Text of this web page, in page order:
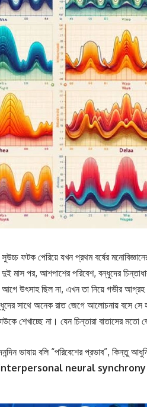
সুউচ্চ ফটক পেরিয়ে যখন প্রথম বর্ষের
মাস পর, আশপাশের পরিবেশ, বন্ধুদের
আগে উৎসাহ ছিল না, এখন তা নিয়ে গভীর
সাথে অনেক রাত জেগে আলোচনায় বসে সে
শেখাচ্ছে না। যেন চিন্তারা বাতাসের মতো
ভাষায় বলি “পরিবেশের প্রভাব”, কিন্তু
neural synchrony